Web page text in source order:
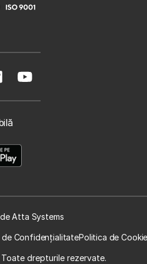
Atta Systems
de ConfidențialitatePolitica de
drepturile rezervate.